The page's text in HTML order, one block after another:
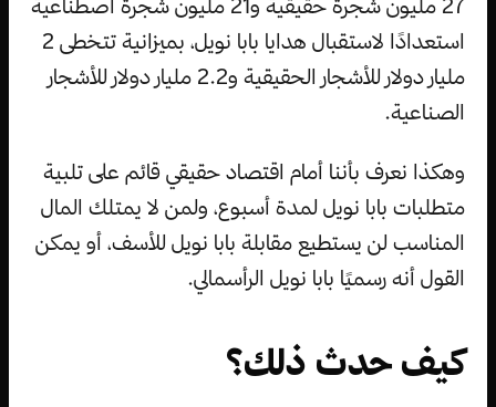
27 مليون شجرة حقيقية و21 مليون شجرة اصطناعية
استعدادًا لاستقبال هدايا بابا نويل، بميزانية تتخطى 2
مليار دولار للأشجار الحقيقية و2.2 مليار دولار للأشجار
الصناعية.
وهكذا نعرف بأننا أمام اقتصاد حقيقي قائم على تلبية
متطلبات بابا نويل لمدة أسبوع، ولمن لا يمتلك المال
المناسب لن يستطيع مقابلة بابا نويل للأسف، أو يمكن
القول أنه رسميًا بابا نويل الرأسمالي.
كيف حدث ذلك؟